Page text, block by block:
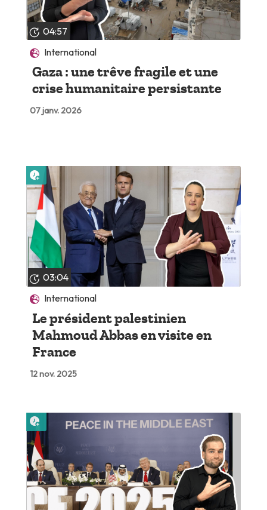
04:57
International
Gaza : une trêve fragile et une
crise humanitaire persistante
07 janv. 2026
03:04
International
Le président palestinien
Mahmoud Abbas en visite en
France
12 nov. 2025
Lire plus tard
Lire plus tard